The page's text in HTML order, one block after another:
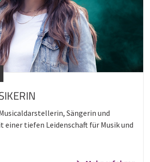
Sängerin und
tiefen Leidenschaft für Musik und